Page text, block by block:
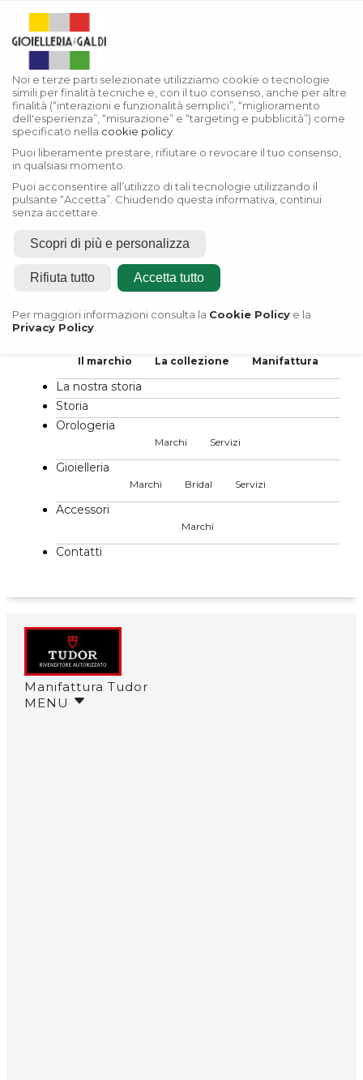
Home
Rivenditore Autorizzato
Rolex
Rivenditore Autorizzato
Il marchio La collezione Manifattura
La nostra storia
Storia
Orologeria
Marchi Servizi
Gioielleria
Marchi Bridal Servizi
Accessori
Marchi
Contatti
Manifattura Tudor
MENU
Noi e terze parti selezionate utilizziamo cookie o tecnologie
simili per finalità tecniche e, con il tuo consenso, anche per altre
finalità (“interazioni e funzionalità semplici”, “miglioramento
dell'esperienza”, “misurazione” e “targeting e pubblicità”) come
specificato nella cookie policy
Puoi liberamente prestare, rifiutare o revocare il tuo consenso,
in qualsiasi momento.
Puoi acconsentire all’utilizzo di tali tecnologie utilizzando il
pulsante “Accetta”. Chiudendo questa informativa, continui
senza accettare.
Scopri di più e personalizza
Rifiuta tutto Accetta tutto
Per maggiori informazioni consulta la Cookie Policy e la
Privacy Policy